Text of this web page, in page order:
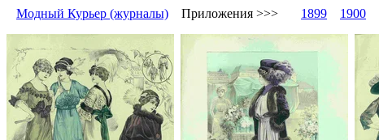
Модный Курьер (журналы) Приложения >>> 1899 1900